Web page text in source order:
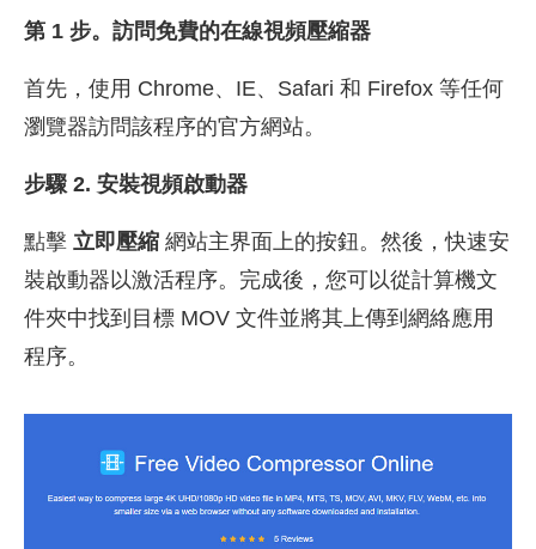
第 1 步。訪問免費的在線視頻壓縮器
首先，使用 Chrome、IE、Safari 和 Firefox 等任何
瀏覽器訪問該程序的官方網站。
步驟 2. 安裝視頻啟動器
點擊 立即壓縮 網站主界面上的按鈕。然後，快速安
裝啟動器以激活程序。完成後，您可以從計算機文
件夾中找到目標 MOV 文件並將其上傳到網絡應用
程序。